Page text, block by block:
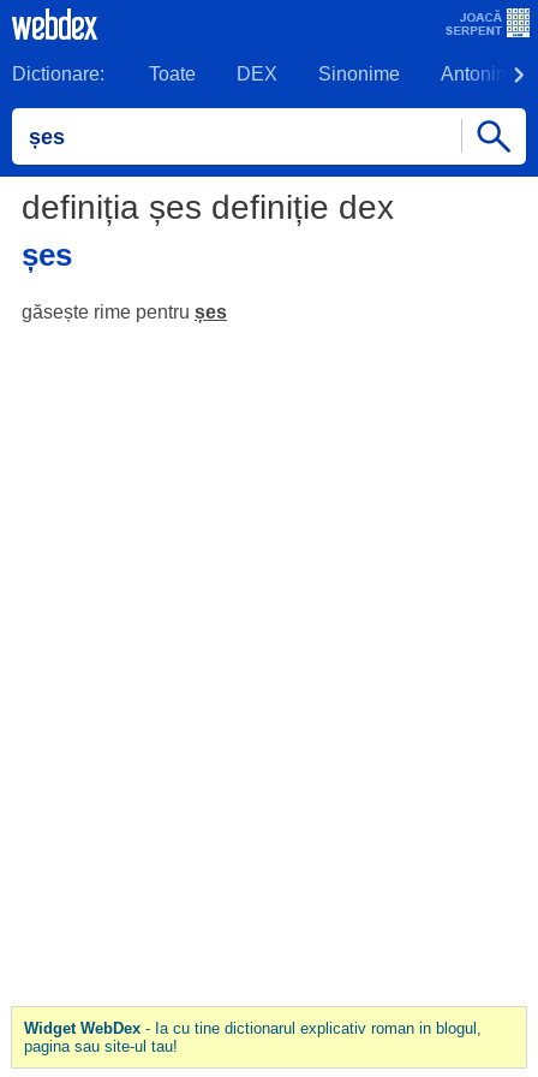
Dictionare: Toate DEX Sinonime Antonime
definiția șes definiție dex
șes
găsește rime pentru șes
Widget WebDex- Ia cu tine dictionarul explicativ roman in blogul,
pagina sau site-ul tau!